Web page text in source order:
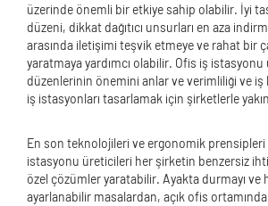
üzerinde önemli bir etkiye sahip olabilir. İyi
düzeni, dikkat dağıtıcı unsurları en aza
arasında iletişimi teşvik etmeye ve rahat bir
yaratmaya yardımcı olabilir. Ofis iş
düzenlerinin önemini anlar ve verimliliği ve
iş istasyonları tasarlamak için şirketlerle
En son teknolojileri ve ergonomik
istasyonu üreticileri her şirketin benzersiz
özel çözümler yaratabilir. Ayakta durmayı ve
ayarlanabilir masalardan, açık ofis